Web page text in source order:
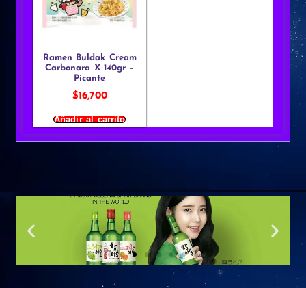
Ramen Buldak Cream
Carbonara X 140gr –
Picante
$16,700
Añadir al carrito